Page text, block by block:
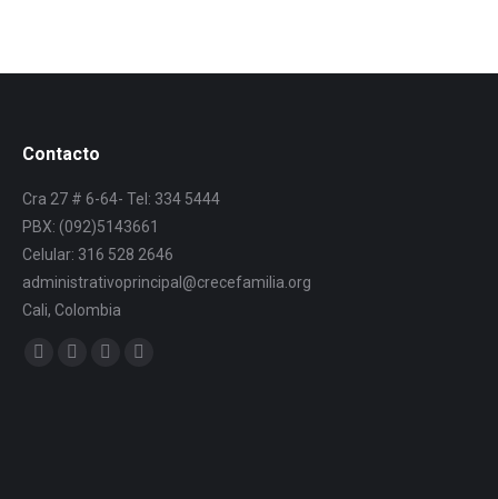
Contacto
Cra 27 # 6-64- Tel: 334 5444
PBX: (092)5143661
Celular: 316 528 2646
administrativoprincipal@crecefamilia.org
Cali, Colombia
Find us on: